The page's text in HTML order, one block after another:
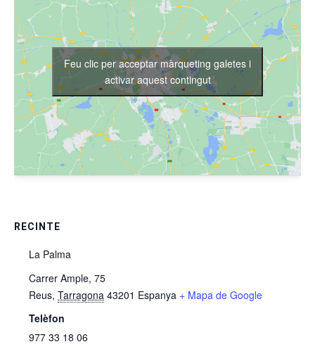
RECINTE
La Palma
Carrer Ample, 75
Reus, Tarragona 43201 Espanya + Mapa de Google
Telèfon
977 33 18 06
Feu clic per acceptar màrqueting galetes i
activar aquest contingut